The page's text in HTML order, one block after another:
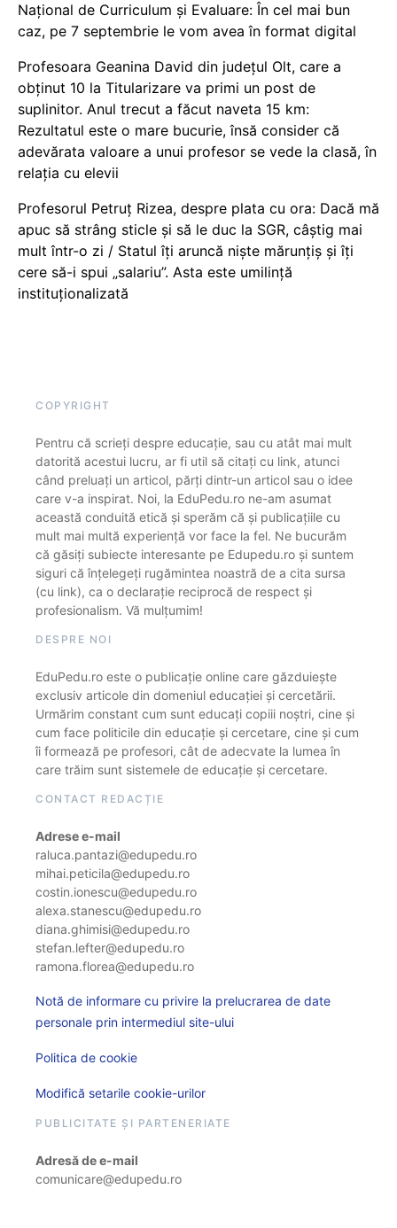
Național de Curriculum și Evaluare: În cel mai bun
caz, pe 7 septembrie le vom avea în format digital
Profesoara Geanina David din județul Olt, care a
obținut 10 la Titularizare va primi un post de
suplinitor. Anul trecut a făcut naveta 15 km:
Rezultatul este o mare bucurie, însă consider că
adevărata valoare a unui profesor se vede la clasă, în
relația cu elevii
Profesorul Petruț Rizea, despre plata cu ora: Dacă mă
apuc să strâng sticle și să le duc la SGR, câștig mai
mult într-o zi / Statul îți aruncă niște mărunțiș și îți
cere să-i spui „salariu”. Asta este umilință
instituționalizată
COPYRIGHT
Pentru că scrieți despre educație, sau cu atât mai mult
datorită acestui lucru, ar fi util să citați cu link, atunci
când preluați un articol, părți dintr-un articol sau o idee
care v-a inspirat. Noi, la EduPedu.ro ne-am asumat
această conduită etică și sperăm că și publicațiile cu
mult mai multă experiență vor face la fel. Ne bucurăm
că găsiți subiecte interesante pe Edupedu.ro și suntem
siguri că înțelegeți rugămintea noastră de a cita sursa
(cu link), ca o declarație reciprocă de respect și
profesionalism. Vă mulțumim!
DESPRE NOI
EduPedu.ro este o publicație online care găzduiește
exclusiv articole din domeniul educației și cercetării.
Urmărim constant cum sunt educați copiii noștri, cine și
cum face politicile din educație și cercetare, cine și cum
îi formează pe profesori, cât de adecvate la lumea în
care trăim sunt sistemele de educație și cercetare.
CONTACT REDACȚIE
Adrese e-mail
raluca.pantazi@edupedu.ro
mihai.peticila@edupedu.ro
costin.ionescu@edupedu.ro
alexa.stanescu@edupedu.ro
diana.ghimisi@edupedu.ro
stefan.lefter@edupedu.ro
ramona.florea@edupedu.ro
Notă de informare cu privire la prelucrarea de date
personale prin intermediul site-ului
Politica de cookie
Modifică setarile cookie-urilor
PUBLICITATE ȘI PARTENERIATE
Adresă de e-mail
comunicare@edupedu.ro